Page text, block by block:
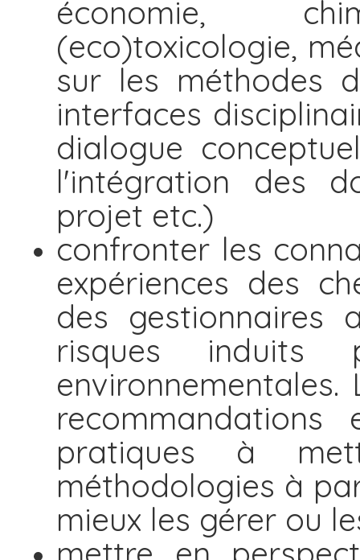
économie,
(eco)toxicologie,
sur les méthodes
interfaces
dialogue
l'intégration des
projet etc.)
confronter les
expériences des
des gestionnaires
risques induits
pratiques à
méthodologies à
mieux les gérer ou